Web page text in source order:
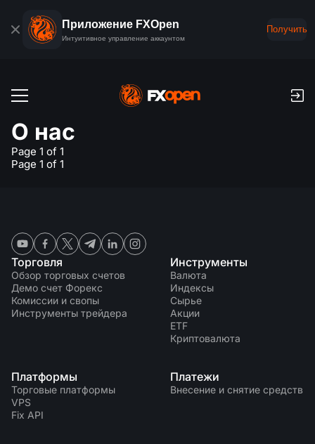
Приложение FXOpen
Интуитивное управление аккаунтом
Получить
Демо счет Форекс
Внесение и снятие средств
PAMM
Рейтинг PAMM счетов
Что такое PAMM?
Провайдеры и Подписчики
Инструменты трейдера
Промо
Глобальные рынки
Сырье
Акции
TickTrader
Обзор торговых платформ
FXOpen App
FXOpen App для iOS
FXOpen App для Android
VPS
FIX API
Экономический календарь
Новости и аналитика
Календарь дивидендов
База знаний
Что такое торговля CFD?
Новости компании
Связаться с нами
О нас
Page 1 of 1
Page 1 of 1
Торговля
Обзор торговых счетов
Демо счет Форекс
Комиссии и свопы
Инструменты трейдера
Инструменты
Валюта
Индексы
Сырье
Акции
ETF
Криптовалюта
Платформы
Торговые платформы
VPS
Fix API
Платежи
Внесение и снятие средств